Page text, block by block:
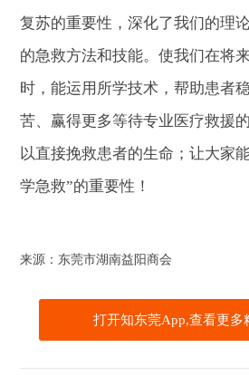
复苏的重要性，深化了我们的理
的急救方法和技能。使我们在将
时，能运用所学技术，帮助患者
苦、赢得更多等待专业医疗救援
以直接挽救患者的生命；让大家
学急救”的重要性！
来源：东莞市湖南益阳商会
打开知东莞App,查看更多